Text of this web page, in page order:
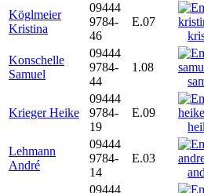
Köglmeier
Kristina
09444
9784-
46
E.07
Konschelle
Samuel
09444
9784-
44
1.08
Krieger Heike
09444
9784-
19
E.09
Lehmann
André
09444
9784-
14
E.03
09444